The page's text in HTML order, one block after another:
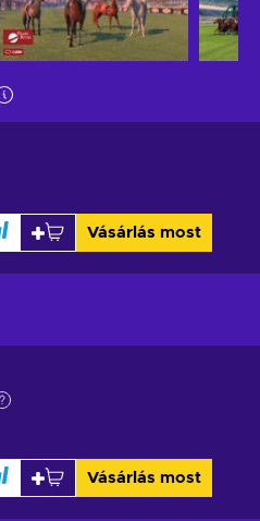
Vásárlás most
Vásárlás most